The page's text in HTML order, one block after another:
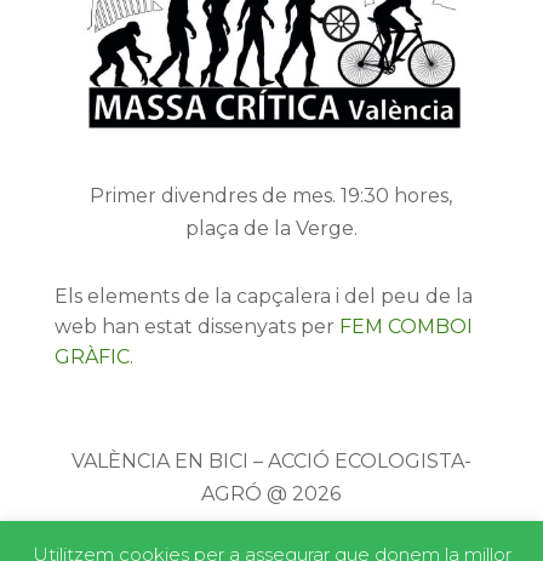
Primer divendres de mes. 19:30 hores,
plaça de la Verge.
Els elements de la capçalera i del peu de la
web han estat dissenyats per FEM COMBOI
GRÀFIC.
VALÈNCIA EN BICI – ACCIÓ ECOLOGISTA-
AGRÓ @ 2026
Utilitzem cookies per a assegurar que donem la millor